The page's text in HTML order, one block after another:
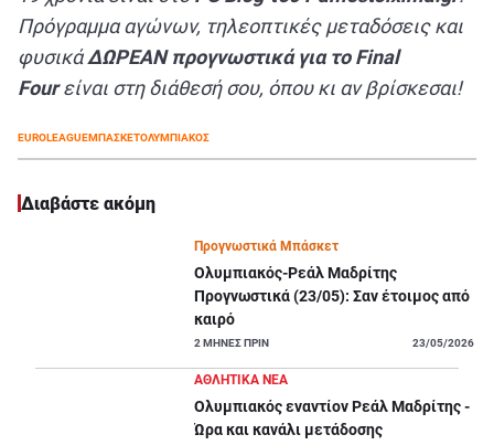
Πρόγραμμα αγώνων, τηλεοπτικές μεταδόσεις και
φυσικάΔΩΡΕΑΝ προγνωστικά για το Final
Fourείναι στη διάθεσή σου, όπου κι αν βρίσκεσαι!
EUROLEAGUEΜΠΑΣΚΕΤΟΛΥΜΠΙΑΚΟΣ
Διαβάστε ακόμη
Προγνωστικά Μπάσκετ
Ολυμπιακός-Ρεάλ Μαδρίτης
Προγνωστικά (23/05): Σαν έτοιμος από
καιρό
2 ΜΗΝΕΣ ΠΡΙΝ 23/05/2026
ΑΘΛΗΤΙΚΑ ΝΕΑ
Ολυμπιακός εναντίον Ρεάλ Μαδρίτης -
Ώρα και κανάλι μετάδοσης